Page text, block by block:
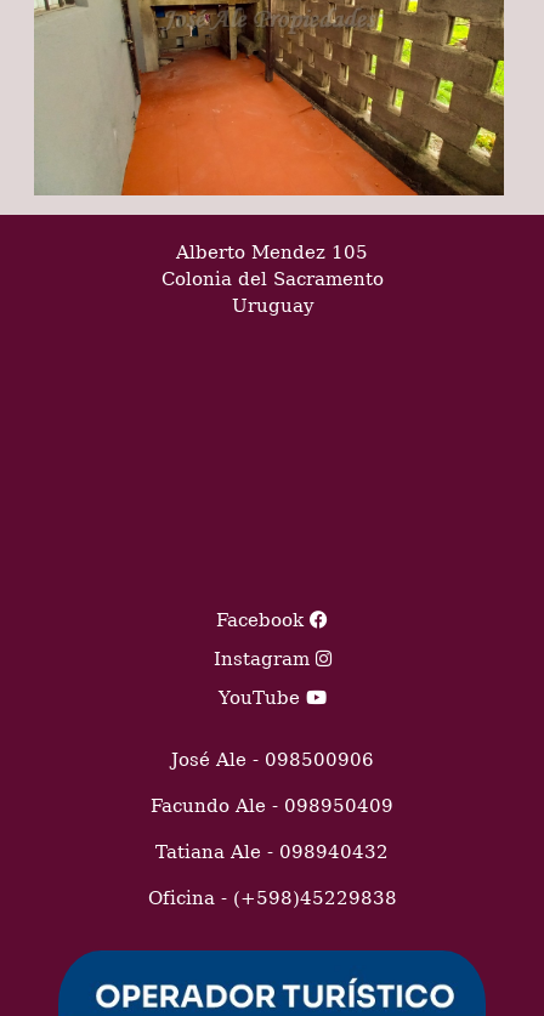
Alberto Mendez 105
Colonia del Sacramento
Uruguay
Facebook
Instagram
YouTube
José Ale - 098500906
Facundo Ale - 098950409
Tatiana Ale - 098940432
Oficina - (+598)45229838